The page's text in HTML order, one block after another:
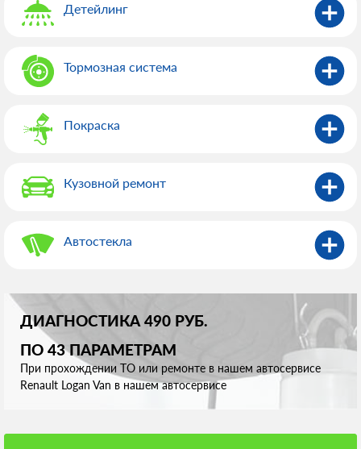
Детейлинг
Тормозная система
Покраска
Кузовной ремонт
Автостекла
ДИАГНОСТИКА 490 РУБ.
ПО 43 ПАРАМЕТРАМ
При прохождении ТО или ремонте в нашем автосервисе
Renault Logan Van в нашем автосервисе